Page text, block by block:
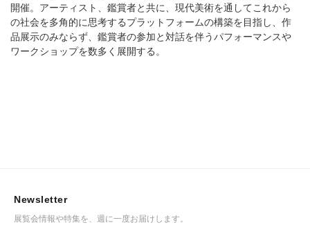
開催。アーティスト、鑑賞者と共に、現代美術を通してこれから
の社会を多角的に思考するプラットフォームの構築を目指し、作
品展示のみならず、鑑賞者の参加と対話を伴うパフォーマンスや
ワークショップを数多く展開する。
Newsletter
展覧会情報や特集を、週に一度お届けします。